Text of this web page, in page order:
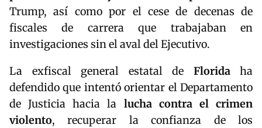
Trump, así como por el cese de decenas de
fiscales de carrera que trabajaban en
investigaciones sin el aval del Ejecutivo.
La exfiscal general estatal de Floridaha
defendido que intentó orientar el Departamento
de Justicia hacia la lucha contra el crimen
violento, recuperar la confianza de los